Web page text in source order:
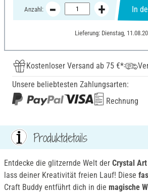
Anzahl: In
Lieferung: Dienstag,
Kostenloser Versand ab 75 €*
Unsere beliebtesten Zahlungsarten:
Rechnung
Produktdetails
Entdecke die glitzernde Welt der Crystal
lass deiner Kreativität freien Lauf! Diese
Craft Buddy entführt dich in die magische